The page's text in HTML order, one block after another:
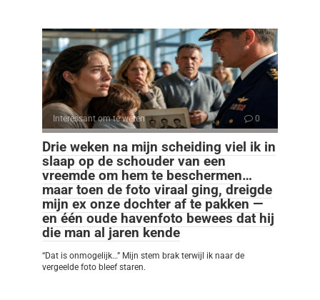
Interessant om te weten 0
Drie weken na mijn scheiding viel ik in
slaap op de schouder van een
vreemde om hem te beschermen…
maar toen de foto viraal ging, dreigde
mijn ex onze dochter af te pakken —
en één oude havenfoto bewees dat hij
die man al jaren kende
“Dat is onmogelijk…” Mijn stem brak terwijl ik naar de
vergeelde foto bleef staren.